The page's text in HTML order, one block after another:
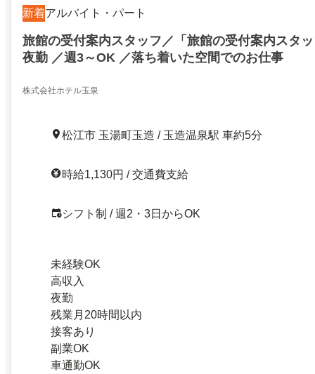
新着アルバイト・パート
旅館の受付案内スタッフ／「旅館の受付案内スタ
夜勤 ／週3～OK ／落ち着いた空間でのお仕事
株式会社ホテル玉泉
松江市 玉湯町玉造 / 玉造温泉駅 車約5分
時給1,130円 / 交通費支給
シフト制 / 週2・3日からOK
未経験OK
高収入
夜勤
残業月20時間以内
接客あり
副業OK
車通勤OK